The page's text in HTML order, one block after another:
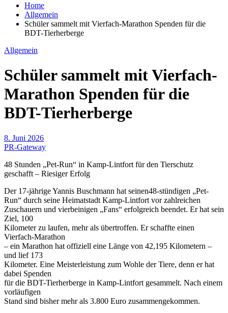
Home
Allgemein
Schüler sammelt mit Vierfach-Marathon Spenden für die
BDT-Tierherberge
Allgemein
Schüler sammelt mit Vierfach-
Marathon Spenden für die
BDT-Tierherberge
8. Juni 2026
PR-Gateway
48 Stunden „Pet-Run“ in Kamp-Lintfort für den Tierschutz
geschafft – Riesiger Erfolg
Der 17-jährige Yannis Buschmann hat seinen48-stündigen „Pet-
Run“ durch seine Heimatstadt Kamp-Lintfort vor zahlreichen
Zuschauern und vierbeinigen „Fans“ erfolgreich beendet. Er hat sein
Ziel, 100
Kilometer zu laufen, mehr als übertroffen. Er schaffte einen
Vierfach-Marathon
– ein Marathon hat offiziell eine Länge von 42,195 Kilometern –
und lief 173
Kilometer. Eine Meisterleistung zum Wohle der Tiere, denn er hat
dabei Spenden
für die BDT-Tierherberge in Kamp-Lintfort gesammelt. Nach einem
vorläufigen
Stand sind bisher mehr als 3.800 Euro zusammengekommen.